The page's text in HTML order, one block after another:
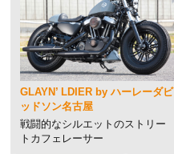
GLAYN’ LDIER by ハーレーダビ
ッドソン名古屋
戦闘的なシルエットのストリー
トカフェレーサー